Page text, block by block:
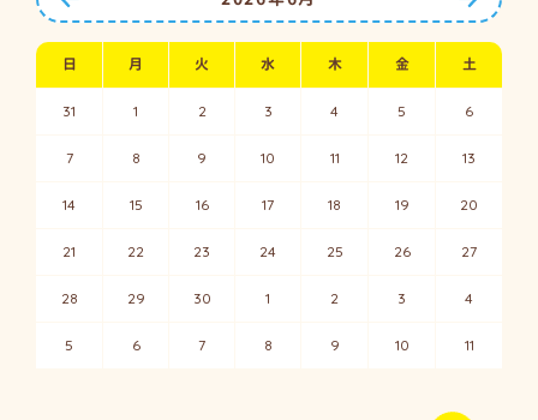
日 月 火 水 木 金 土
31 1 2 3 4 5 6
7 8 9 10 11 12 13
14 15 16 17 18 19 20
21 22 23 24 25 26 27
28 29 30 1 2 3 4
5 6 7 8 9 10 11